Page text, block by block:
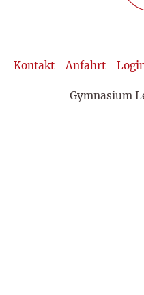
Kontakt Anfahrt
Gymnasium